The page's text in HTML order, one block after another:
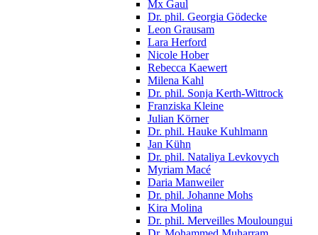
Mx Gaul
Dr. phil. Georgia Gödecke
Leon Grausam
Lara Herford
Nicole Hober
Rebecca Kaewert
Milena Kahl
Dr. phil. Sonja Kerth-Wittrock
Franziska Kleine
Julian Körner
Dr. phil. Hauke Kuhlmann
Jan Kühn
Dr. phil. Nataliya Levkovych
Myriam Macé
Daria Manweiler
Dr. phil. Johanne Mohs
Kira Molina
Dr. phil. Merveilles Mouloungui